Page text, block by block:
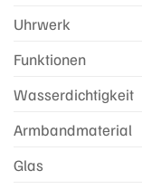
Uhrwerk
Funktionen
Wasserdichtigkeit
Armbandmaterial
Glas